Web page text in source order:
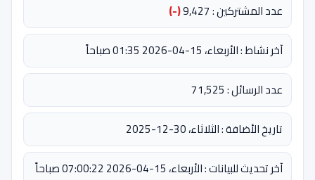
عدد المشتركين : 9,427
(-)
آخر نشاط : الأربعاء، 15-04-2026 01:35 صباحاً
عدد الرسائل : 71,525
تاريخ الأضافة : الثلاثاء، 30-12-2025
آخر تحديث للبيانات : الأربعاء، 15-04-2026 07:00:22 صباحاً